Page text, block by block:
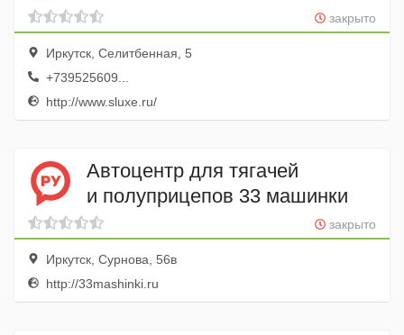
закрыто
Иркутск, Селитбенная, 5
+739525609...
http://www.sluxe.ru/
Автоцентр для тягачей
и полуприцепов 33 машинки
закрыто
Иркутск, Сурнова, 56в
http://33mashinki.ru